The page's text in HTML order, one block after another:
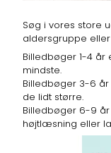
Søg i vores store
aldersgruppe
Billedbøger 1-4
mindste.
Billedbøger 3-6
de lidt større.
Billedbøger 6-9
højtlæsning eller